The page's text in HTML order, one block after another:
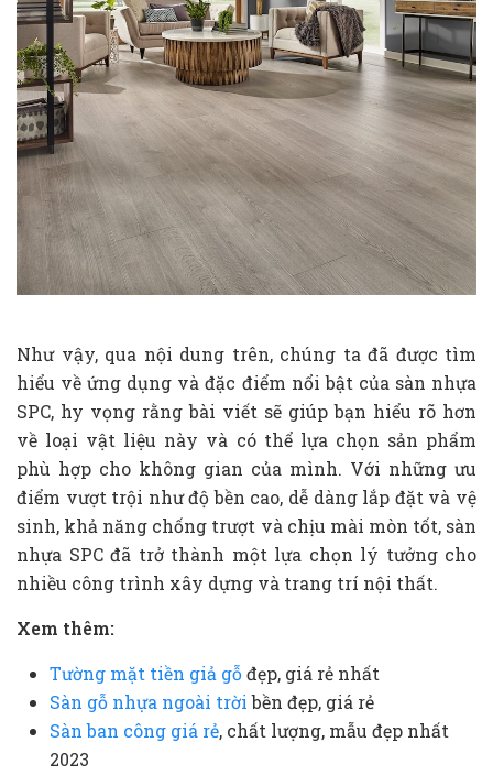
Như vậy, qua nội dung trên, chúng ta đã được tìm
hiểu về ứng dụng và đặc điểm nổi bật của sàn nhựa
SPC, hy vọng rằng bài viết sẽ giúp bạn hiểu rõ hơn
về loại vật liệu này và có thể lựa chọn sản phẩm
phù hợp cho không gian của mình. Với những ưu
điểm vượt trội như độ bền cao, dễ dàng lắp đặt và vệ
sinh, khả năng chống trượt và chịu mài mòn tốt, sàn
nhựa SPC đã trở thành một lựa chọn lý tưởng cho
nhiều công trình xây dựng và trang trí nội thất.
Xem thêm:
Tường mặt tiền giả gỗđẹp, giá rẻ nhất
Sàn gỗ nhựa ngoài trờibền đẹp, giá rẻ
Sàn ban công giá rẻ, chất lượng, mẫu đẹp nhất
2023